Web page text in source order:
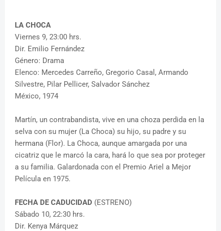
LA CHOCA
Viernes 9, 23:00 hrs.
Dir. Emilio Fernández
Género: Drama
Elenco: Mercedes Carreño, Gregorio Casal, Armando
Silvestre, Pilar Pellicer, Salvador Sánchez
México, 1974
Martín, un contrabandista, vive en una choza perdida en la
selva con su mujer (La Choca) su hijo, su padre y su
hermana (Flor). La Choca, aunque amargada por una
cicatriz que le marcó la cara, hará lo que sea por proteger
a su familia. Galardonada con el Premio Ariel a Mejor
Película en 1975.
FECHA DE CADUCIDAD (ESTRENO)
Sábado 10, 22:30 hrs.
Dir. Kenya Márquez